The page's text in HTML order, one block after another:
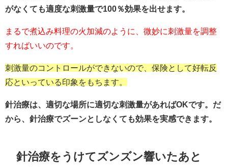
がなくても適度な刺激量で100％効果を出せます。
まるで煮込み料理の火加減のように、微妙に刺激量を調整
すればいいのです。
刺激量のコントロールができないので、保険として好転反
応といっている印象をもちます。
針治療は、適切な場所に適切な刺激量があればOKです。だ
から、針治療でズーンとしなくても効果を実感できます。
針治療をうけてズンズン響いたあと